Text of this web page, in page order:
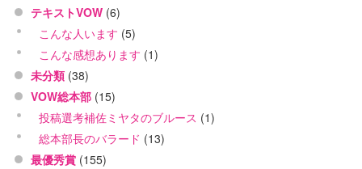
テキストVOW (6)
こんな人います (5)
こんな感想あります (1)
未分類 (38)
VOW総本部 (15)
投稿選考補佐ミヤタのブルース (1)
総本部長のバラード (13)
最優秀賞 (155)